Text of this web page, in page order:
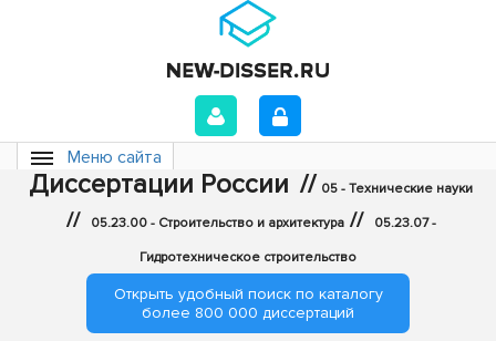
Меню сайта
Диссертации России // 05 - Технические науки
// 05.23.00 - Строительство и архитектура // 05.23.07 -
Гидротехническое строительство
Открыть удобный поиск по каталогу
более 800 000 диссертаций